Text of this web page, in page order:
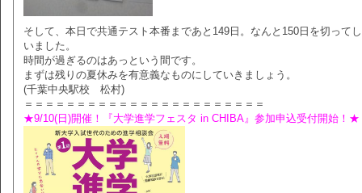
そして、本日で共通テスト本番まであと149日。なんと150日を切って
いました。
時間が過ぎるのはあっという間です。
まずは残りの夏休みを有意義なものにしていきましょう。
(千葉中央駅校 松村)
＝＝＝＝＝＝＝＝＝＝＝＝＝＝＝＝＝＝＝＝＝＝＝
★9/10(日)開催！『大学進学フェスタ in CHIBA』参加申込受付開始！★